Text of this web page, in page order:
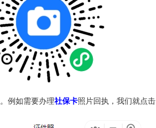
。例如需要办理社保卡照片回执，我们就点击